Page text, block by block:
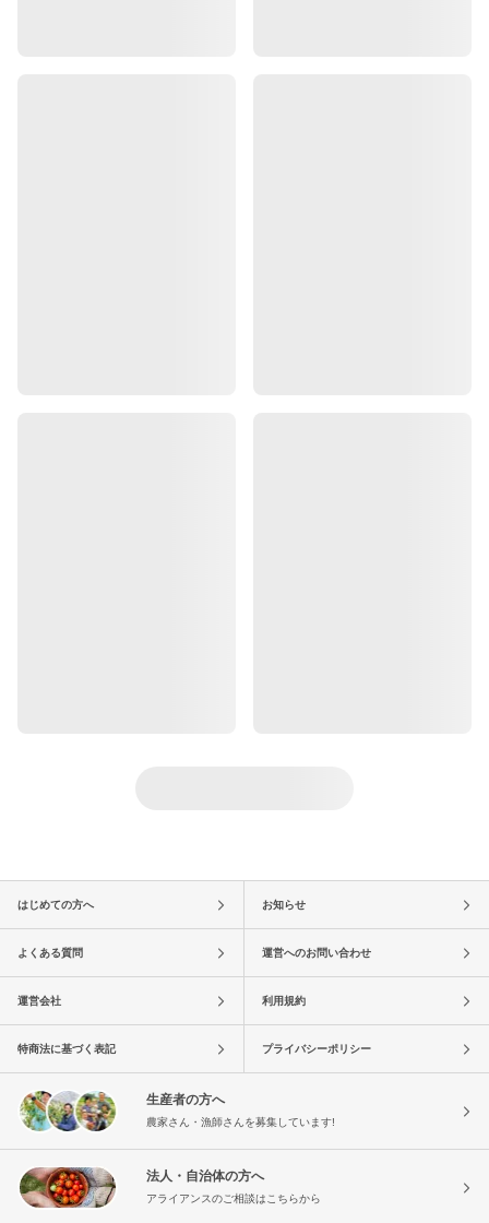
はじめての方へ お知らせ
よくある質問 運営へのお問い合わせ
運営会社 利用規約
特商法に基づく表記 プライバシーポリシー
生産者の方へ
農家さん・漁師さんを募集しています!
法人・自治体の方へ
アライアンスのご相談はこちらから